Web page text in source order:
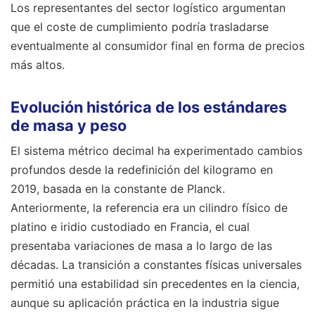
Los representantes del sector logístico argumentan
que el coste de cumplimiento podría trasladarse
eventualmente al consumidor final en forma de precios
más altos.
Evolución histórica de los estándares
de masa y peso
El sistema métrico decimal ha experimentado cambios
profundos desde la redefinición del kilogramo en
2019, basada en la constante de Planck.
Anteriormente, la referencia era un cilindro físico de
platino e iridio custodiado en Francia, el cual
presentaba variaciones de masa a lo largo de las
décadas. La transición a constantes físicas universales
permitió una estabilidad sin precedentes en la ciencia,
aunque su aplicación práctica en la industria sigue